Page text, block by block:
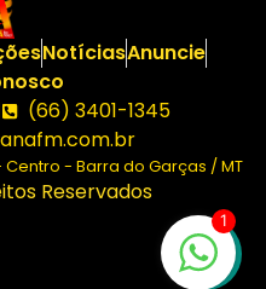
NotíciasAnuncie
(66) 3401-1345
- Barra do Garças / MT
Reservados
1